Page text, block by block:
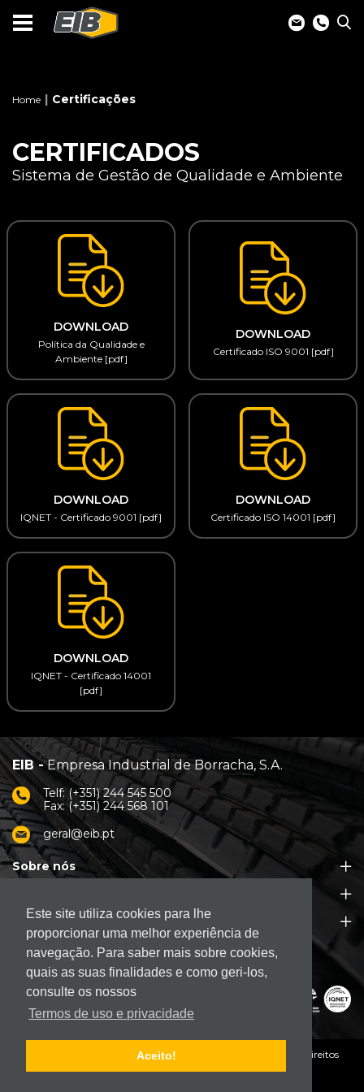
Este site utiliza cookies para lhe
proporcionar uma melhor experiência de
navegação. Para saber mais sobre cookies,
quais as suas finalidades e como geri-los,
consulte os nossos
Termos de uso e privacidade
Aceito!
Home Certificações
CERTIFICADOS
Sistema de Gestão de Qualidade e Ambiente
DOWNLOAD
Política da Qualidade e
Ambiente [pdf]
DOWNLOAD
Certificado ISO 9001 [pdf]
DOWNLOAD
IQNET - Certificado 9001 [pdf]
DOWNLOAD
Certificado ISO 14001 [pdf]
DOWNLOAD
IQNET - Certificado 14001
[pdf]
EIB -Empresa Industrial de Borracha, S.A.
Telf: (+351) 244 545 500
Fax: (+351) 244 568 101
geral@eib.pt
Sobre nós
Apoio ao Cliente
© 2026. EIB - Empresa Industrial de Borracha, S.A.
Todos os direitos
reservados